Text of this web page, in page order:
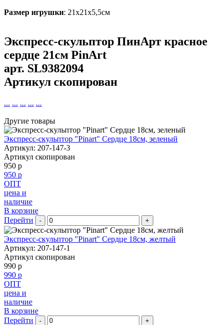
Размер игрушки: 21х21х5,5см
Экспресс-скульптор ПинАрт красное
сердце 21см PinArt
арт. SL9382094
Артикул скопирован
... ... ... ... ...
Другие товары
Экспресс-скульптор "Pinart" Сердце 18см, зеленый
Артикул: 207-147-3
Артикул скопирован
950 р
950 р
ОПТ
цена и
наличие
В корзине
Перейти
- +
Экспресс-скульптор "Pinart" Сердце 18см, желтый
Артикул: 207-147-1
Артикул скопирован
990 р
990 р
ОПТ
цена и
наличие
В корзине
Перейти
- +